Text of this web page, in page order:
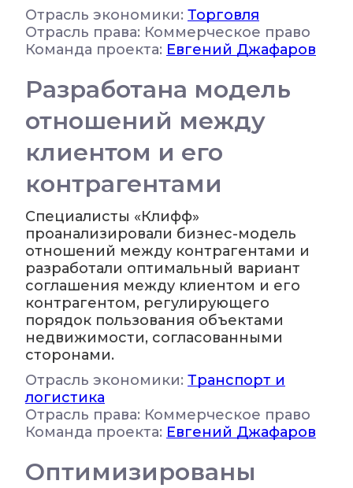
Отрасль экономики: Торговля
Отрасль права: Коммерческое право
Команда проекта: Евгений Джафаров
Разработана модель
отношений между
клиентом и его
контрагентами
Специалисты «Клифф»
проанализировали бизнес-модель
отношений между контрагентами и
разработали оптимальный вариант
соглашения между клиентом и его
контрагентом, регулирующего
порядок пользования объектами
недвижимости, согласованными
сторонами.
Отрасль экономики: Транспорт и
логистика
Отрасль права: Коммерческое право
Команда проекта: Евгений Джафаров
Оптимизированы